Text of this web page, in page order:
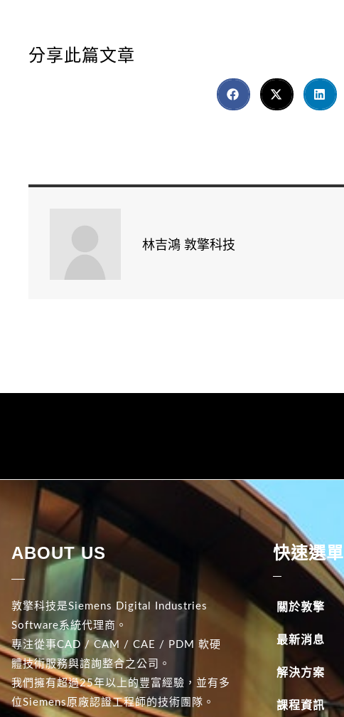
分享此篇文章
林吉鴻 敦擎科技
ABOUT US
敦擎科技是Siemens Digital Industries
Software系統代理商。
專注從事CAD / CAM / CAE / PDM 軟硬
體技術服務與諮詢整合之公司。
我們擁有超過25年以上的豐富經驗，並有多
位Siemens原廠認證工程師的技術團隊。
快速選單
關於敦擎
最新消息
解決方案
課程資訊